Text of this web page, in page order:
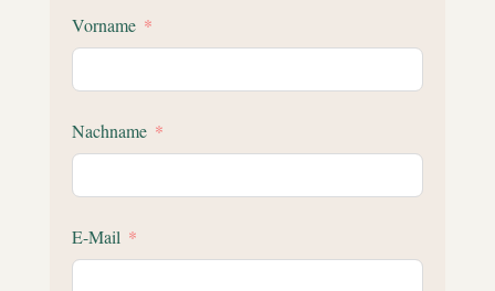
Vorname
Nachname
E-Mail